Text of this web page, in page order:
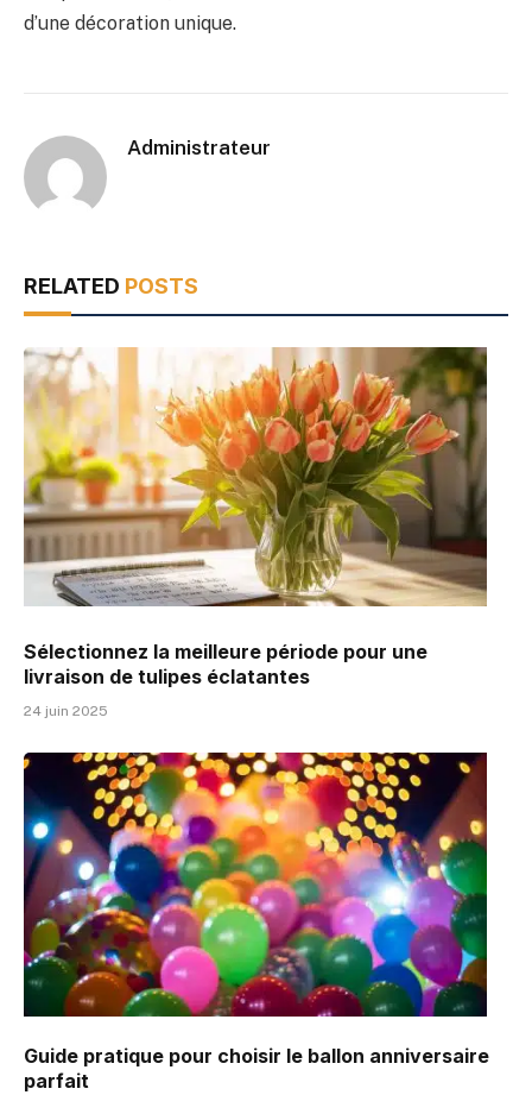
d’une décoration unique.
Administrateur
RELATED POSTS
Sélectionnez la meilleure période pour une
livraison de tulipes éclatantes
24 juin 2025
Guide pratique pour choisir le ballon anniversaire
parfait